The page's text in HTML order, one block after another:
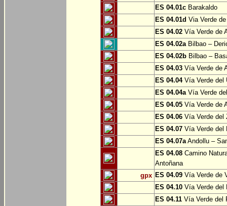
ES 04.01c Barakaldo
ES 04.01d Via Verde
ES 04.02 Vía Verde de
ES 04.02aBilbao –
ES 04.02b Bilbao –
ES 04.03 Vía Verde de
ES 04.04Vía Verde del
ES 04.04aVía Verde
ES 04.05 Vía Verde de
ES 04.06 Vía Verde del
ES 04.07 Vía Verde del
ES 04.07aAndollu –
ES 04.08 Camino
Antoñana
gpx ES 04.09 Vía Verde de
ES 04.10 Vía Verde del
ES 04.11 Vía Verde del